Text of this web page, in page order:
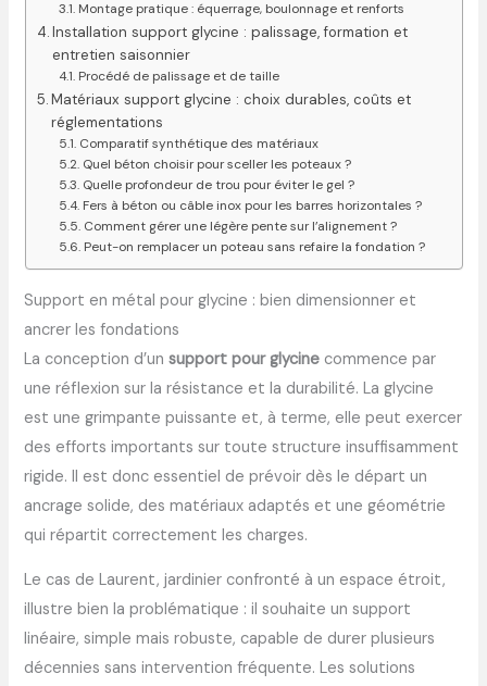
Montage pratique : équerrage, boulonnage et renforts
Installation support glycine : palissage, formation et
entretien saisonnier
Procédé de palissage et de taille
Matériaux support glycine : choix durables, coûts et
réglementations
Comparatif synthétique des matériaux
Quel béton choisir pour sceller les poteaux ?
Quelle profondeur de trou pour éviter le gel ?
Fers à béton ou câble inox pour les barres horizontales ?
Comment gérer une légère pente sur l’alignement ?
Peut-on remplacer un poteau sans refaire la fondation ?
Support en métal pour glycine : bien dimensionner et
ancrer les fondations
La conception d’unsupport pour glycine commence par
une réflexion sur la résistance et la durabilité. La glycine
est une grimpante puissante et, à terme, elle peut exercer
des efforts importants sur toute structure insuffisamment
rigide. Il est donc essentiel de prévoir dès le départ un
ancrage solide, des matériaux adaptés et une géométrie
qui répartit correctement les charges.
Le cas de Laurent, jardinier confronté à un espace étroit,
illustre bien la problématique : il souhaite un support
linéaire, simple mais robuste, capable de durer plusieurs
décennies sans intervention fréquente. Les solutions